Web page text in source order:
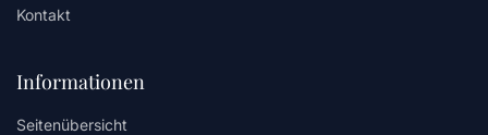
Kontakt
Informationen
Seitenübersicht